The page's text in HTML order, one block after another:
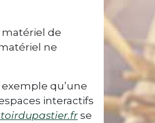
de
ne
qu’une
interactifs
se